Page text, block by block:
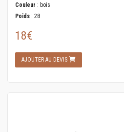
Couleur : bois
Poids : 28
18€
AJOUTER AU DEVIS